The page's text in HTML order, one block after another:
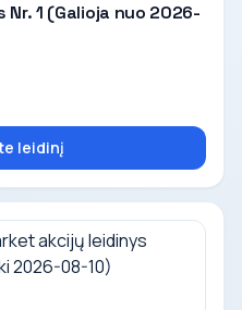
1 (Galioja nuo 2026-
leidinį